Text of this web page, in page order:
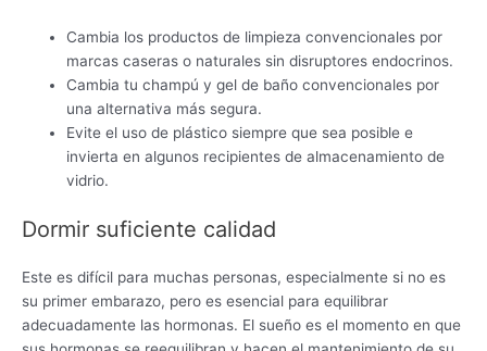
Cambia los productos de limpieza convencionales por
marcas caseras o naturales sin disruptores endocrinos.
Cambia tu champú y gel de baño convencionales por
una alternativa más segura.
Evite el uso de plástico siempre que sea posible e
invierta en algunos recipientes de almacenamiento de
vidrio.
Dormir suficiente calidad
Este es difícil para muchas personas, especialmente si no es
su primer embarazo, pero es esencial para equilibrar
adecuadamente las hormonas. El sueño es el momento en que